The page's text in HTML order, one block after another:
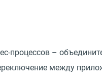
–
между